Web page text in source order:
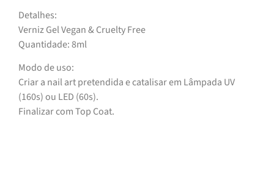
Detalhes:
Verniz Gel Vegan & Cruelty Free
Quantidade: 8ml
Modo de uso:
Criar a nail art pretendida e catalisar em Lâmpada UV
(160s) ou LED (60s).
Finalizar com Top Coat.